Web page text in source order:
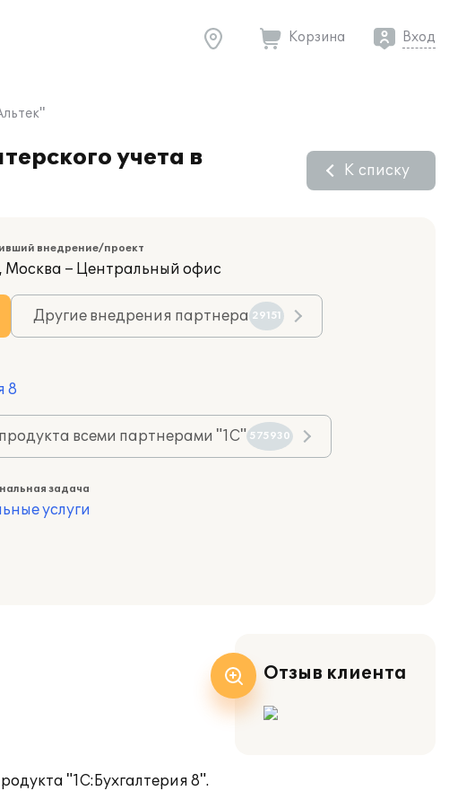
Корзина Вход
учета в
К списку
внедрение/проект
Москва – Центральный офис
Другие внедрения партнера 29151
8
всеми партнерами "1С" 575930
задача
услуги
"1С:Бухгалтерия 8".
Отзыв клиента